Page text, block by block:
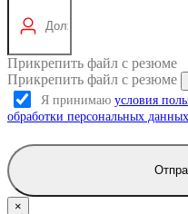
Прикрепить файл с резюме
Прикрепить файл с резюме
Я принимаю условия
обработки персональных данных
×